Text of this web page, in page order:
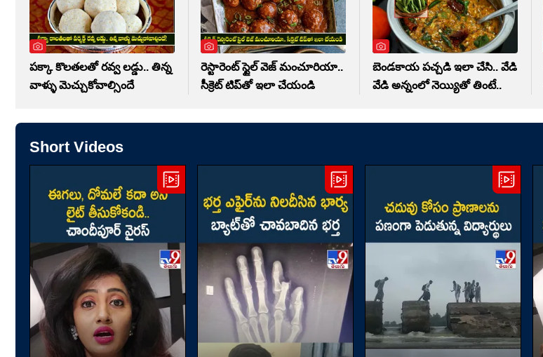
పక్కా కొలతలతో రవ్వ లడ్డు.. తిన్న
వాళ్ళు మెచ్చుకోవాల్సిందే
రెస్టారెంట్ స్టైల్ వెజ్ మంచూరియా..
సీక్రెట్ టిప్‌తో ఇలా చేయండి
బెండకాయ పచ్చడి ఇలా చేసి.. వేడి
వేడి అన్నంలో నెయ్యితో తింటే..
Short Videos